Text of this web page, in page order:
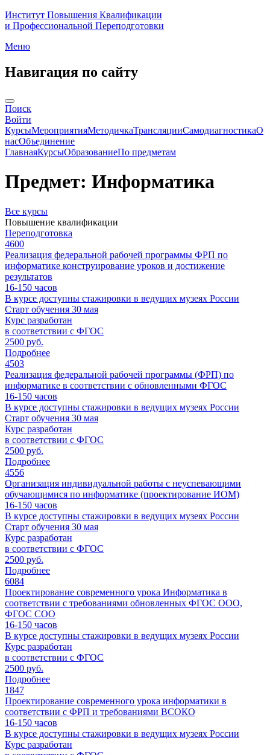
Институт Повышения Квалификации
и Профессиональной Переподготовки
Меню
Навигация по сайту
Поиск
Войти
КурсыМероприятияМетодичкаТрансляцииСамодиагностикаО
насОбъединение
ГлавнаяКурсыОбразованиеПо предметам
Предмет: Информатика
Все курсы
Повышение квалификации
Переподготовка
4600
Реализация федеральной рабочей программы ФРП по
информатике конструирование уроков и достижение
результатов
16-150 часов
В курсе доступны стажировки в ведущих музеях России
Старт обучения 30 мая
Курс разработан
в соответствии с ФГОС
2500 руб.
Подробнее
4503
Реализация федеральной рабочей программы (ФРП) по
информатике в соответствии с обновленными ФГОС
16-150 часов
В курсе доступны стажировки в ведущих музеях России
Старт обучения 30 мая
Курс разработан
в соответствии с ФГОС
2500 руб.
Подробнее
4556
Организация индивидуальной работы с неуспевающими
обучающимися по информатике (проектирование ИОМ)
16-150 часов
В курсе доступны стажировки в ведущих музеях России
Старт обучения 30 мая
Курс разработан
в соответствии с ФГОС
2500 руб.
Подробнее
6084
Проектирование современного урока Информатика в
соответствии с требованиями обновленных ФГОС ООО,
ФГОС СОО
16-150 часов
В курсе доступны стажировки в ведущих музеях России
Курс разработан
в соответствии с ФГОС
2500 руб.
Подробнее
1847
Проектирование современного урока информатики в
соответствии с ФРП и требованиями ВСОКО
16-150 часов
В курсе доступны стажировки в ведущих музеях России
Курс разработан